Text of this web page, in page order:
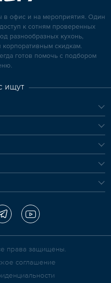
в офис и на мероприятия. Один
к сотням проверенных
разнообразных кухонь,
скидкам.
готов помочь с подбором
ищут
права защищены.
соглашение